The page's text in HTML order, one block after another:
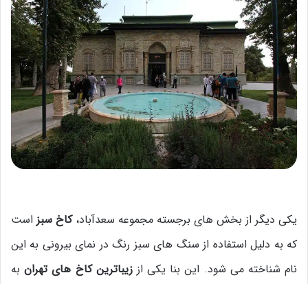
یکی دیگر از بخش های برجسته مجموعه سعدآباد،کاخ سبز است
که به دلیل استفاده از سنگ های سبز رنگ در نمای بیرونی به این
نام شناخته می شود. این بنا یکی اززیباترین کاخ های تهرانبه